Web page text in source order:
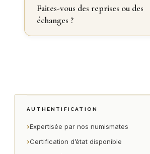
Faites-vous des reprises ou des
échanges ?
AUTHENTIFICATION
›Expertisée par nos numismates
›Certification d’état disponible